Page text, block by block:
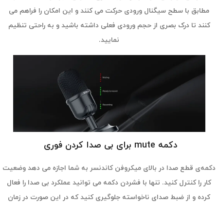
مطابق با سطح سیگنال ورودی حرکت می کنند و این امکان را فراهم می
کنند تا درک بصری از حجم ورودی فعلی داشته باشید و به راحتی تنظیم
نمایید.
دکمه mute برای بی صدا کردن فوری
دکمه‌ی قطع صدا در بالای میکروفن کاندنسر به شما اجازه می دهد وضعیت
کار را کنترل کنید. تنها با فشردن دکمه می توانید عملکرد بی صدا را فعال
کرده و از ضبط صدای ناخواسته جلوگیری کنید که در این صورت در زمان